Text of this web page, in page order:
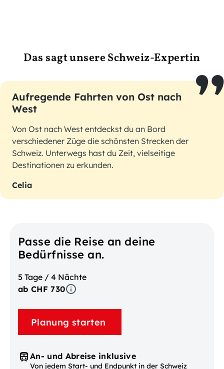
Das sagt unsere Schweiz-Expertin
Aufregende Fahrten von Ost nach
West
Von Ost nach West entdeckst du an Bord
verschiedener Züge die schönsten Strecken der
Schweiz. Unterwegs hast du Zeit, vielseitige
Destinationen zu erkunden.
Celia
Passe die Reise an deine
Bedürfnisse an.
5 Tage / 4 Nächte
ab CHF 730
Planung starten
An- und Abreise inklusive
Von jedem Start- und Endpunkt in der Schweiz